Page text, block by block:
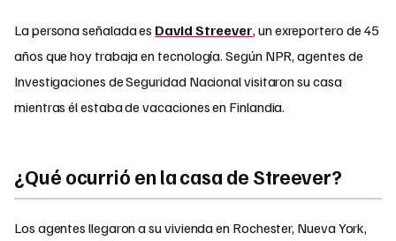
La persona señalada es David Streever, un exreportero de 45
años que hoy trabaja en tecnología. Según NPR, agentes de
Investigaciones de Seguridad Nacional visitaron su casa
mientras él estaba de vacaciones en Finlandia.
¿Qué ocurrió en la casa de Streever?
Los agentes llegaron a su vivienda en Rochester, Nueva York,